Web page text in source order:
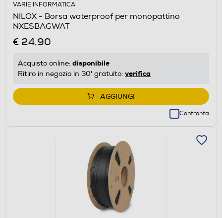
VARIE INFORMATICA
NILOX - Borsa waterproof per monopattino
NXESBAGWAT
€ 24,90
Acquisto online: disponibile
Ritiro in negozio in 30' gratuito: verifica
AGGIUNGI
Confronta